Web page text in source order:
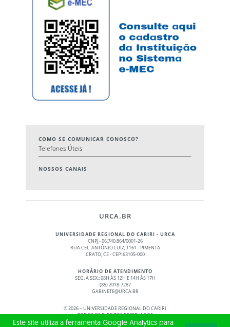
COMO SE COMUNICAR CONOSCO?
Telefones Úteis
NOSSOS CANAIS
URCA.BR
UNIVERSIDADE REGIONAL DO CARIRI - URCA
CNPJ - 06.740.864/0001-26
RUA CEL. ANTÔNIO LUIZ, 1161 - PIMENTA
CRATO, CE - CEP: 63105-000
HORÁRIO DE ATENDIMENTO
SEG. À SEX.: 08H ÀS 12H E 14H ÀS 17H
(85) 2018-7287
GABINETE@URCA.BR
©2026 – UNIVERSIDADE REGIONAL DO CARIRI
TODOS OS DIREITOS RESERVADOS
Este site utiliza a ferramenta Google Analytics para